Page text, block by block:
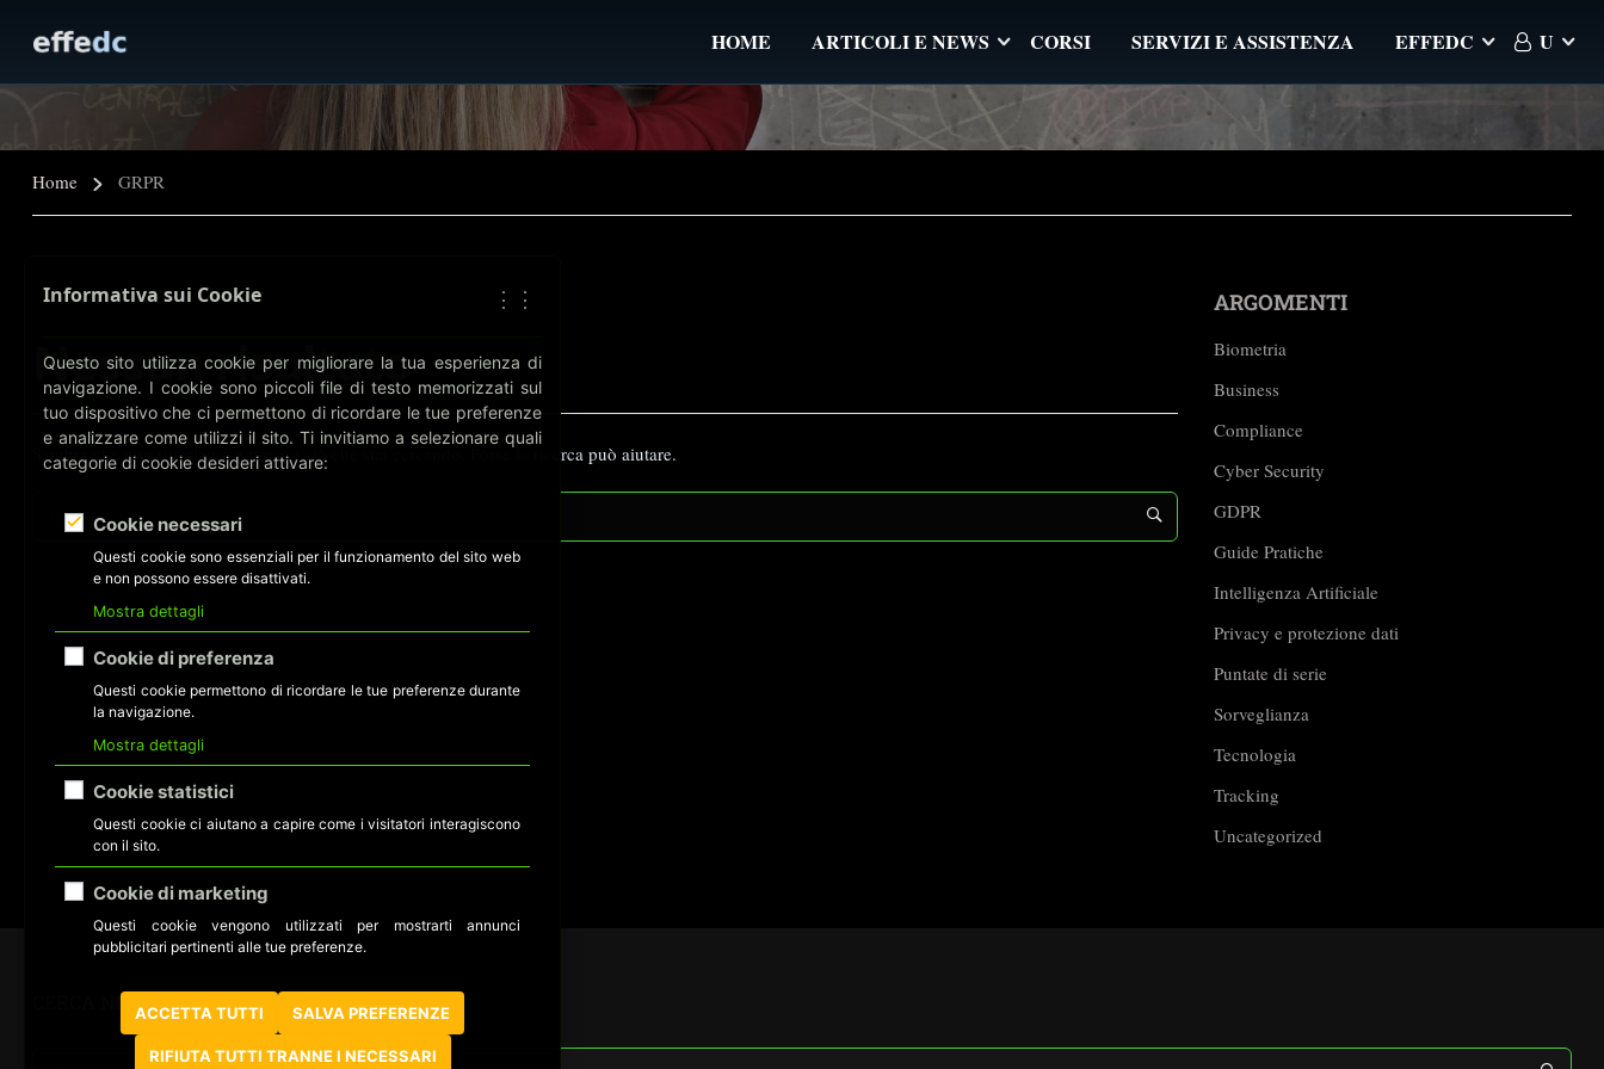
HOME ARTICOLI E NEWS CORSI SERVIZI E ASSISTENZA EFFEDC U
Home GRPR
Nessun risultato
Sembra che non riusciamo a trovare ciò che stai cercando. Forse la ricerca può aiutare.
ARGOMENTI
Biometria
Business
Compliance
Cyber Security
GDPR
Guide Pratiche
Intelligenza Artificiale
Privacy e protezione dati
Puntate di serie
Sorveglianza
Tecnologia
Tracking
Uncategorized
CERCA NEL SITO
Informativa sui Cookie ⋮⋮
Questo sito utilizza cookie per migliorare la tua esperienza di
navigazione. I cookie sono piccoli file di testo memorizzati sul
tuo dispositivo che ci permettono di ricordare le tue preferenze
e analizzare come utilizzi il sito. Ti invitiamo a selezionare quali
categorie di cookie desideri attivare:
Cookie necessari
Questi cookie sono essenziali per il funzionamento del sito web
e non possono essere disattivati.
Mostra dettagli
Cookie di preferenza
Questi cookie permettono di ricordare le tue preferenze durante
la navigazione.
Mostra dettagli
Cookie statistici
Questi cookie ci aiutano a capire come i visitatori interagiscono
con il sito.
Cookie di marketing
Questi cookie vengono utilizzati per mostrarti annunci
pubblicitari pertinenti alle tue preferenze.
ACCETTA TUTTI SALVA PREFERENZE
RIFIUTA TUTTI TRANNE I NECESSARI